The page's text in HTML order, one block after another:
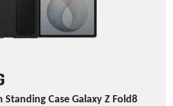
Standing Case Galaxy Z Fold8